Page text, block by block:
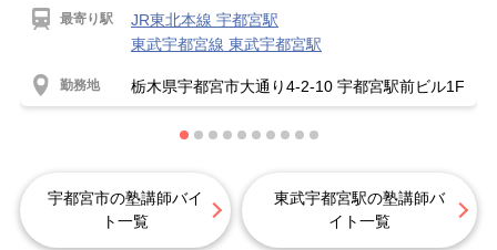
最寄り駅
JR東北本線 宇都宮駅
東武宇都宮線 東武宇都宮駅
勤務地 栃木県宇都宮市大通り4-2-10 宇都宮駅前ビル1F
宇都宮市の塾講師バイ
ト一覧
東武宇都宮駅の塾講師バ
イト一覧